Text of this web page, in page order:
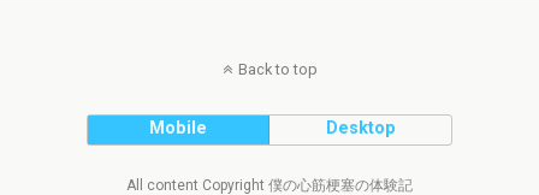
Back to top
Mobile Desktop
All content Copyright 僕の心筋梗塞の体験記